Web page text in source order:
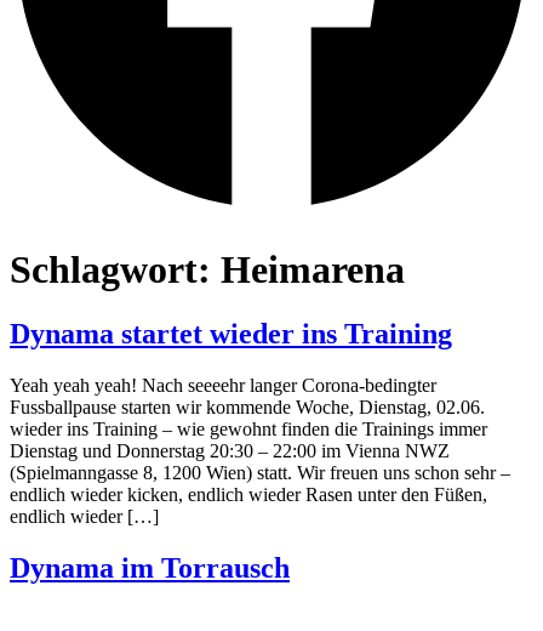
Schlagwort: Heimarena
Dynama startet wieder ins Training
Yeah yeah yeah! Nach seeeehr langer Corona-bedingter
Fussballpause starten wir kommende Woche, Dienstag, 02.06.
wieder ins Training – wie gewohnt finden die Trainings immer
Dienstag und Donnerstag 20:30 – 22:00 im Vienna NWZ
(Spielmanngasse 8, 1200 Wien) statt. Wir freuen uns schon sehr –
endlich wieder kicken, endlich wieder Rasen unter den Füßen,
endlich wieder […]
Dynama im Torrausch